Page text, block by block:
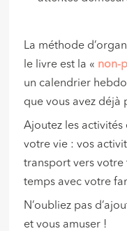
La méthode
le livre est la « non-
un calendrier
que vous avez déjà
Ajoutez les
votre vie : vos
transport vers votre
temps avec votre
N’oubliez pas
et vous amuser !